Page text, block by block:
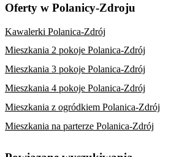
Oferty w Polanicy-Zdroju
Kawalerki Polanica-Zdrój
Mieszkania 2 pokoje Polanica-Zdrój
Mieszkania 3 pokoje Polanica-Zdrój
Mieszkania 4 pokoje Polanica-Zdrój
Mieszkania z ogródkiem Polanica-Zdrój
Mieszkania na parterze Polanica-Zdrój